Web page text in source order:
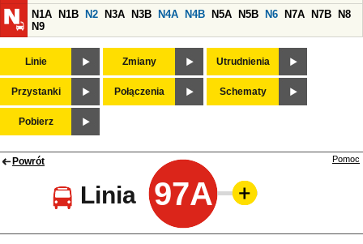
N1A
N1B N2 N3A N3B N4A N4B N5A N5B N6 N7A N7B
N8
N9
Linie Zmiany Utrudnienia
Przystanki Połączenia Schematy
Pobierz
Powrót
Linia 97A
Pomoc